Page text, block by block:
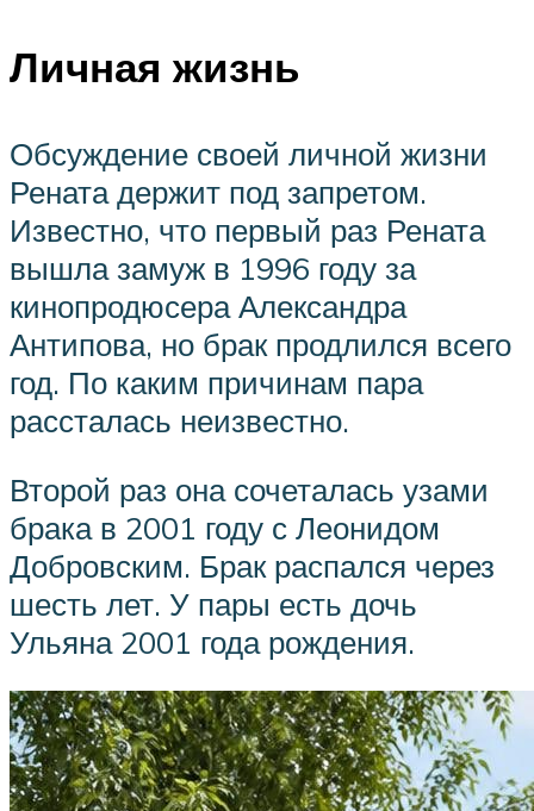
Личная жизнь
Обсуждение своей личной жизни
Рената держит под запретом.
Известно, что первый раз Рената
вышла замуж в 1996 году за
кинопродюсера Александра
Антипова, но брак продлился всего
год. По каким причинам пара
рассталась неизвестно.
Второй раз она сочеталась узами
брака в 2001 году с Леонидом
Добровским. Брак распался через
шесть лет. У пары есть дочь
Ульяна 2001 года рождения.